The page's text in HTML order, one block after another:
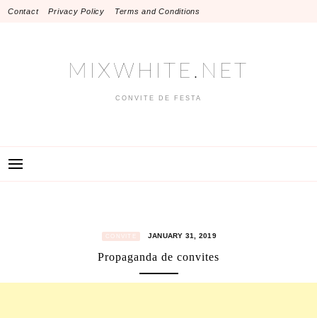
SkipContact Privacy Policy Terms and Conditions
MIXWHITE.NET
CONVITE DE FESTA
CONVITE JANUARY 31, 2019
Propaganda de convites